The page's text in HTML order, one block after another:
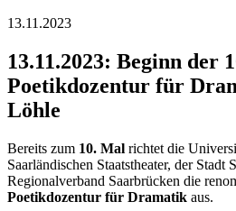
13.11.2023
13.11.2023: Beginn der
Poetikdozentur für
Löhle
Bereits zum 10. Mal richtet die
Saarländischen Staatstheater, der
Regionalverband Saarbrücken die
Poetikdozentur für Dramatik aus.